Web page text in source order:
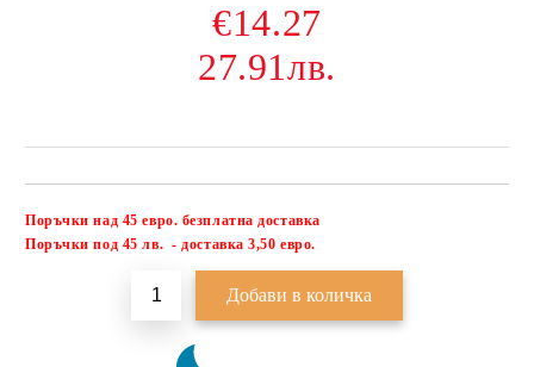
€14.27
27.91лв.
Поръчки над 45 евро. безплатна доставка
Поръчки под 45 лв. - доставка 3,50 евро.